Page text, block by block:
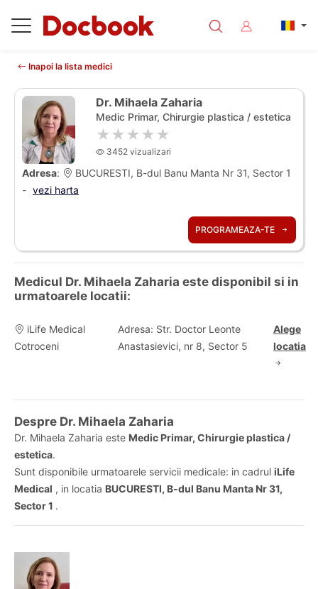
Inapoi la lista medici
Dr. Mihaela Zaharia
Medic Primar, Chirurgie plastica / estetica
★★★★★
3452 vizualizari
Adresa:
BUCURESTI, B-dul Banu Manta Nr 31, Sector 1
- vezi harta
PROGRAMEAZA-TE
Medicul Dr. Mihaela Zaharia este disponibil si in
urmatoarele locatii:
iLife Medical
Cotroceni
Adresa: Str. Doctor Leonte
Anastasievici, nr 8, Sector 5
Alege
locatia
Despre Dr. Mihaela Zaharia
Dr. Mihaela Zaharia este Medic Primar, Chirurgie plastica /
estetica.
Sunt disponibile urmatoarele servicii medicale: in cadrul iLife
Medical , in locatia BUCURESTI, B-dul Banu Manta Nr 31,
Sector 1 .